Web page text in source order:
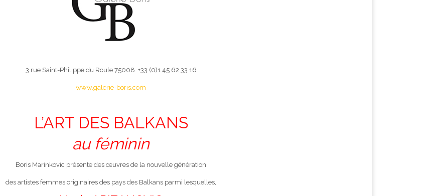
3 rue Saint-Philippe du Roule 75008 +33 (0)1 45 62 33 16
www.galerie-boris.com
L’ART DES BALKANS
au féminin
Boris Marinkovic présente des œuvres de la nouvelle génération
des artistes femmes originaires des pays des Balkans parmi lesquelles,